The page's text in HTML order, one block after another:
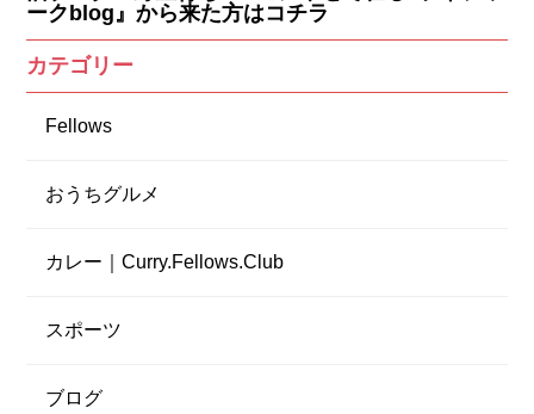
ークblog』から来た方はコチラ
カテゴリー
Fellows
おうちグルメ
カレー｜Curry.Fellows.Club
スポーツ
ブログ